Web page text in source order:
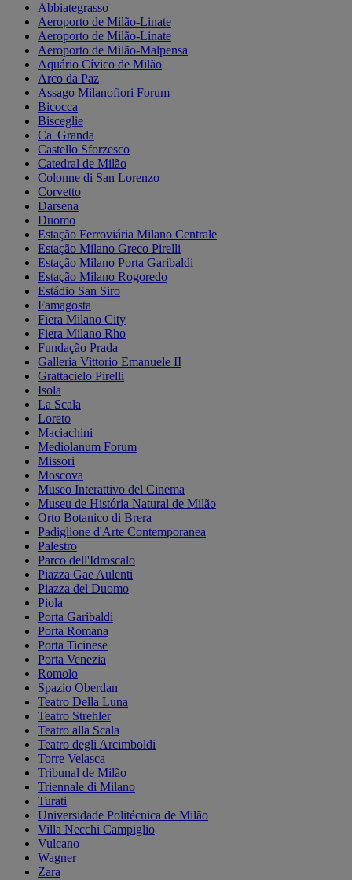
Abbiategrasso
Aeroporto de Milão-Linate
Aeroporto de Milão-Linate
Aeroporto de Milão-Malpensa
Aquário Cívico de Milão
Arco da Paz
Assago Milanofiori Forum
Bicocca
Bisceglie
Ca' Granda
Castello Sforzesco
Catedral de Milão
Colonne di San Lorenzo
Corvetto
Darsena
Duomo
Estação Ferroviária Milano Centrale
Estação Milano Greco Pirelli
Estação Milano Porta Garibaldi
Estação Milano Rogoredo
Estádio San Siro
Famagosta
Fiera Milano City
Fiera Milano Rho
Fundação Prada
Galleria Vittorio Emanuele II
Grattacielo Pirelli
Isola
La Scala
Loreto
Maciachini
Mediolanum Forum
Missori
Moscova
Museo Interattivo del Cinema
Museu de História Natural de Milão
Orto Botanico di Brera
Padiglione d'Arte Contemporanea
Palestro
Parco dell'Idroscalo
Piazza Gae Aulenti
Piazza del Duomo
Piola
Porta Garibaldi
Porta Romana
Porta Ticinese
Porta Venezia
Romolo
Spazio Oberdan
Teatro Della Luna
Teatro Strehler
Teatro alla Scala
Teatro degli Arcimboldi
Torre Velasca
Tribunal de Milão
Triennale di Milano
Turati
Universidade Politécnica de Milão
Villa Necchi Campiglio
Vulcano
Wagner
Zara